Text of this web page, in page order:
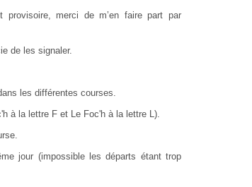
merci de m’en faire part par
de les signaler.
les différentes courses.
à la lettre F et Le Foc'h à la lettre L).
jour (impossible les départs étant trop